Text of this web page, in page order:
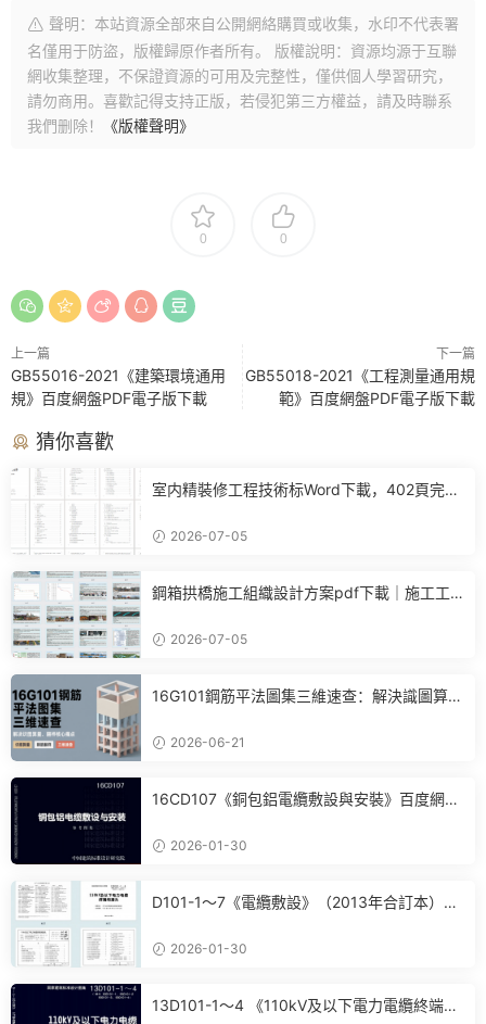
聲明：本站資源全部來自公開網絡購買或收集，水印不代表署
名僅用于防盜，版權歸原作者所有。 版權說明：資源均源于互聯
網收集整理，不保證資源的可用及完整性，僅供個人學習研究，
請勿商用。喜歡記得支持正版，若侵犯第三方權益，請及時聯系
我們删除！
《版權聲明》
0 0
上一篇
GB55016-2021《建築環境通用
規》百度網盤PDF電子版下載
下一篇
GB55018-2021《工程測量通用規
範》百度網盤PDF電子版下載
猜你喜歡
室内精裝修工程技術标Word下載，402頁完整
2026-07-05
鋼箱拱橋施工組織設計方案pdf下載｜施工工
2026-07-05
16G101鋼筋平法圖集三維速查：解決識圖算
2026-06-21
16CD107《銅包鋁電纜敷設與安裝》百度網盤
2026-01-30
D101-1～7《電纜敷設》（2013年合訂本）百
2026-01-30
13D101-1～4 《110kV及以下電力電纜終端和